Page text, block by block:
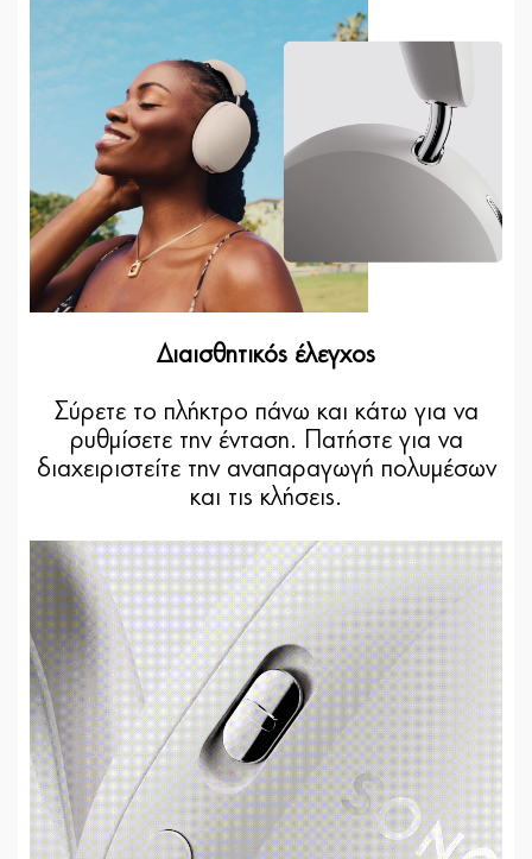
Διαισθητικός έλεγχος
Σύρετε το πλήκτρο πάνω και κάτω για να
ρυθμίσετε την ένταση. Πατήστε για να
διαχειριστείτε την αναπαραγωγή πολυμέσων
και τις κλήσεις.